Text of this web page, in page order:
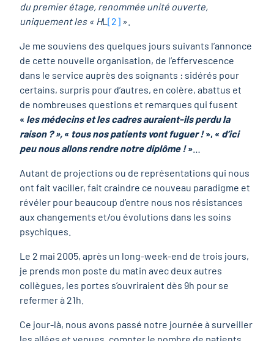
du premier étage, renommée unité ouverte,
uniquement les « HL[2] ».
Je me souviens des quelques jours suivants l’annonce
de cette nouvelle organisation, de l’effervescence
dans le service auprès des soignants : sidérés pour
certains, surpris pour d’autres, en colère, abattus et
de nombreuses questions et remarques qui fusent
« les médecins et les cadres auraient-ils perdu la
raison ? », « tous nos patients vont fuguer !», « d’ici
peu nous allons rendre notre diplôme !»
Autant de projections ou de représentations qui nous
ont fait vaciller, fait craindre ce nouveau paradigme et
révéler pour beaucoup d’entre nous nos résistances
aux changements et/ou évolutions dans les soins
psychiques.
Le 2 mai 2005, après un long-week-end de trois jours,
je prends mon poste du matin avec deux autres
collègues, les portes s’ouvriraient dès 9h pour se
refermer à 21h.
Ce jour-là, nous avons passé notre journée à surveiller